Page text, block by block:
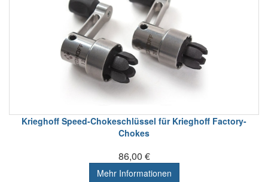
Krieghoff Speed-Chokeschlüssel für Krieghoff Factory-
Chokes
86,00 €
Mehr Informationen